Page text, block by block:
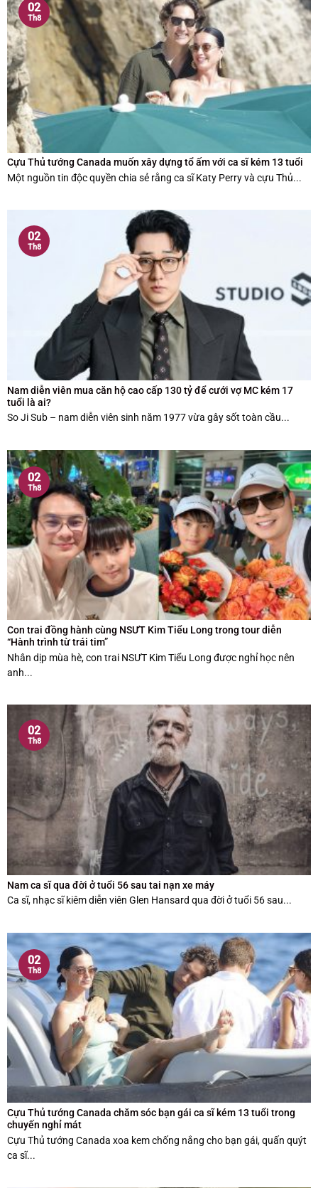
Cựu Thủ tướng Canada muốn xây dựng tổ ấm với ca sĩ kém 13 tuổi
Một nguồn tin độc quyền chia sẻ rằng ca sĩ Katy Perry và cựu Thủ...
02
Th8
Nam diễn viên mua căn hộ cao cấp 130 tỷ để cưới vợ MC kém 17
tuổi là ai?
So Ji Sub – nam diễn viên sinh năm 1977 vừa gây sốt toàn cầu...
02
Th8
Con trai đồng hành cùng NSƯT Kim Tiểu Long trong tour diễn
“Hành trình từ trái tim”
Nhân dịp mùa hè, con trai NSƯT Kim Tiểu Long được nghỉ học nên
anh...
02
Th8
Nam ca sĩ qua đời ở tuổi 56 sau tai nạn xe máy
Ca sĩ, nhạc sĩ kiêm diễn viên Glen Hansard qua đời ở tuổi 56 sau...
02
Th8
Cựu Thủ tướng Canada chăm sóc bạn gái ca sĩ kém 13 tuổi trong
chuyến nghỉ mát
Cựu Thủ tướng Canada xoa kem chống nắng cho bạn gái, quấn quýt
ca sĩ...
02
Th8